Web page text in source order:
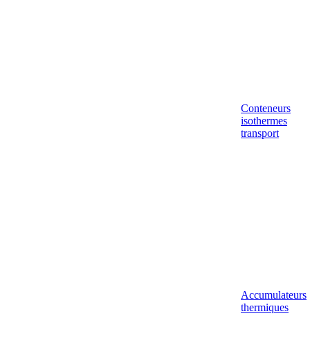
Conteneurs
isothermes
transport
Accumulateurs
thermiques